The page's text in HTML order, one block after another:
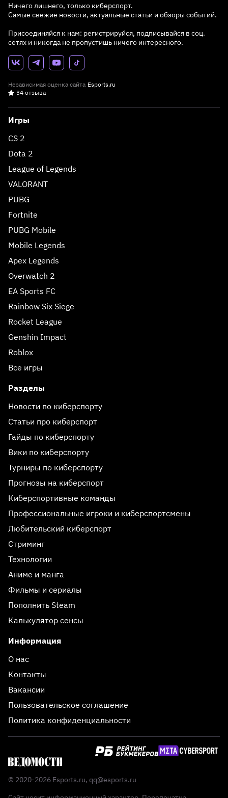
Ничего лишнего, только киберспорт.
Самые свежие новости, актуальные статьи и обзоры событий.
Присоединяйся к нам: регистрируйся, подписывайся в соц.
сетях и никогда не пропустишь ничего интересного.
Независимая оценка сайта Esports.ru
34 отзыва
Игры
CS 2
Dota 2
League of Legends
VALORANT
PUBG
Fortnite
PUBG Mobile
Mobile Legends
Apex Legends
Overwatch 2
EA Sports FC
Rainbow Six Siege
Rocket League
Genshin Impact
Roblox
Все игры
Разделы
Новости по киберспорту
Статьи про киберспорт
Гайды по киберспорту
Вики по киберспорту
Турниры по киберспорту
Прогнозы на киберспорт
Киберспортивные команды
Профессиональные игроки и киберспортсмены
Любительский киберспорт
Стриминг
Технологии
Аниме и манга
Фильмы и сериалы
Пополнить Steam
Калькулятор сенсы
Информация
О нас
Контакты
Вакансии
Пользовательское соглашение
Политика конфиденциальности
© 2020-2026 Esports.ru, qq@esports.ru